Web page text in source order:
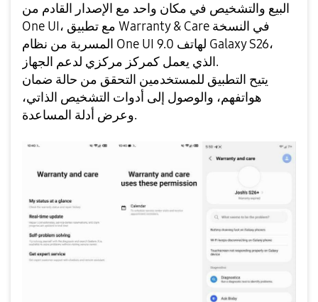
البيع والتشخيص في مكان واحد مع الإصدار القادم من
One UI، مع تطبيق Warranty & Care في النسخة
المسربة من نظام One UI 9.0 لهاتف Galaxy S26،
الذي يعمل كمركز مركزي لدعم الجهاز.
يتيح التطبيق للمستخدمين التحقق من حالة ضمان
هواتفهم، والوصول إلى أدوات التشخيص الذاتي،
وعرض أدلة المساعدة.